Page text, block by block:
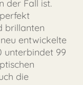
der Fall ist.
brillanten
entwickelte
unterbindet 99
die